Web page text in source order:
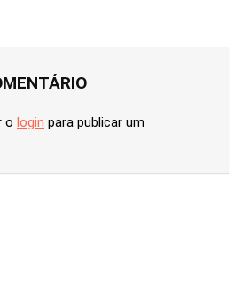
o login para publicar um